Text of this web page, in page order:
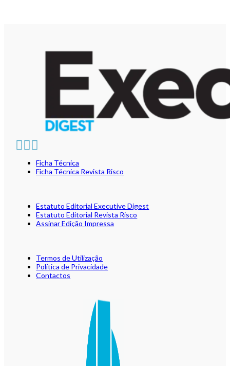
Ficha Técnica
Ficha Técnica Revista Risco
Estatuto Editorial Executive Digest
Estatuto Editorial Revista Risco
Assinar Edição Impressa
Termos de Utilização
Política de Privacidade
Contactos